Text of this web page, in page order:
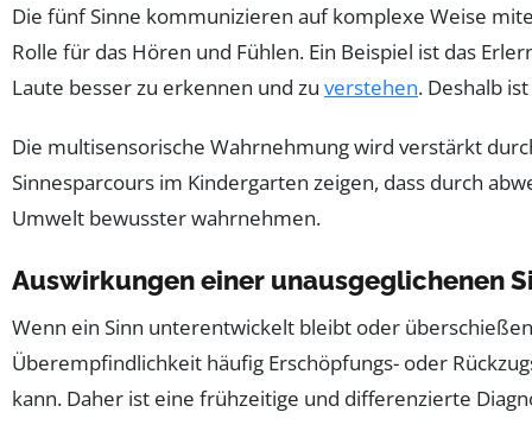
Die fünf Sinne kommunizieren auf komplexe Weise
Rolle für das Hören und Fühlen. Ein Beispiel ist das
Laute besser zu erkennen und zu verstehen. Deshalb
Die multisensorische Wahrnehmung wird verstärkt
Sinnesparcours im Kindergarten zeigen, dass durch
Umwelt bewusster wahrnehmen.
Auswirkungen einer unausgeglichenen
Wenn ein Sinn unterentwickelt bleibt oder
Überempfindlichkeit häufig Erschöpfungs- oder
kann. Daher ist eine frühzeitige und differenzierte